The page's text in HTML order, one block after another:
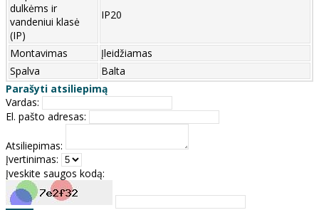
dulkėms ir
vandeniui klasė
(IP)
IP20
Montavimas
Įleidžiamas
Spalva
Balta
Parašyti atsiliepimą
Vardas:
El. pašto adresas:
Atsiliepimas:
Įvertinimas:
Įveskite saugos kodą: